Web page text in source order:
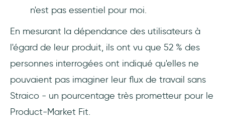
n'est pas essentiel pour moi.
En mesurant la dépendance des utilisateurs à
l'égard de leur produit, ils ont vu que 52 % des
personnes interrogées ont indiqué qu'elles ne
pouvaient pas imaginer leur flux de travail sans
Straico - un pourcentage très prometteur pour le
Product-Market Fit.